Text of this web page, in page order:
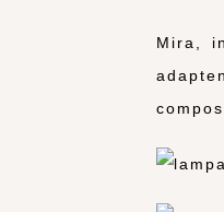
Mira,